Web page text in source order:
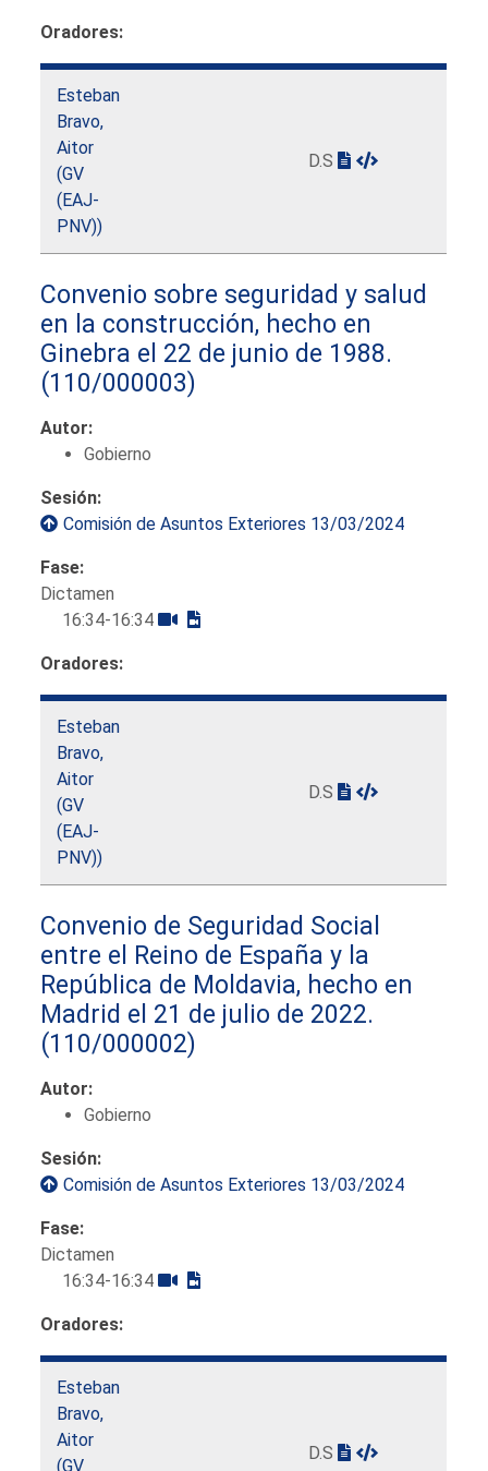
Oradores:
Esteban
Bravo,
Aitor
(GV
(EAJ-
PNV))
D.S
Convenio sobre seguridad y salud
en la construcción, hecho en
Ginebra el 22 de junio de 1988.
(110/000003)
Autor:
Gobierno
Sesión:
Comisión de Asuntos Exteriores 13/03/2024
Fase:
Dictamen
16:34-16:34
Oradores:
Esteban
Bravo,
Aitor
(GV
(EAJ-
PNV))
D.S
Convenio de Seguridad Social
entre el Reino de España y la
República de Moldavia, hecho en
Madrid el 21 de julio de 2022.
(110/000002)
Autor:
Gobierno
Sesión:
Comisión de Asuntos Exteriores 13/03/2024
Fase:
Dictamen
16:34-16:34
Oradores:
Esteban
Bravo,
Aitor
(GV
D.S